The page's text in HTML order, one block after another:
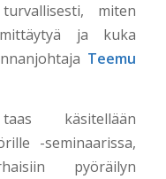
miten
ja kuka
Teemu
käsitellään
-seminaarissa,
pyöräilyn